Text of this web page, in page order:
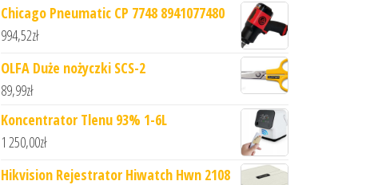
Chicago Pneumatic CP 7748 8941077480
994,52zł
OLFA Duże nożyczki SCS-2
89,99zł
Koncentrator Tlenu 93% 1-6L
1 250,00zł
Hikvision Rejestrator Hiwatch Hwn 2108